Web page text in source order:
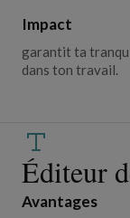
Impact
garantit ta
dans ton travail.
Éditeur
Avantages